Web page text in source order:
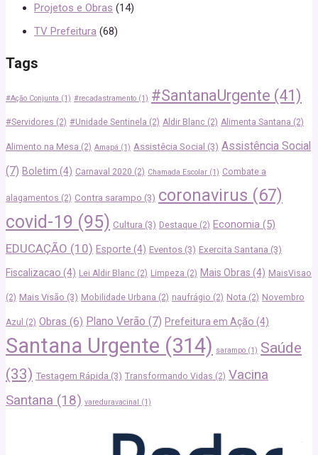
Projetos e Obras (14)
TV Prefeitura (68)
Tags
#Ação Conjunta (1) #recadastramento (1) #SantanaUrgente (41)
#Servidores (2) #Unidade Sentinela (2) Aldir Blanc (2) Alimenta Santana (2)
Alimento na Mesa (2) Amapá (1) Assistêcia Social (3) Assistência Social
(7) Boletim (4) Carnaval 2020 (2) Chamada Escolar (1) Combate a
alagamentos (2) Contra sarampo (3) coronavirus (67)
covid-19 (95) Cultura (3) Destaque (2) Economia (5)
EDUCAÇÃO (10) Esporte (4) Eventos (3) Exercita Santana (3)
Fiscalizacao (4) Lei Aldir Blanc (2) Limpeza (2) Mais Obras (4) MaisVisao
(2) Mais Visão (3) Mobilidade Urbana (2) naufrágio (2) Nota (2) Novembro
Azul (2) Obras (6) Plano Verão (7) Prefeitura em Ação (4)
Santana Urgente (314) sarampo (1) Saúde
(33) Testagem Rápida (3) Transformando Vidas (2) Vacina
Santana (18) vareduravacinal (1)